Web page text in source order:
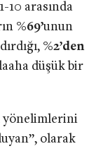
10 arasında
%69’unun
%2’den
düşük bir
yönelimlerini
olarak